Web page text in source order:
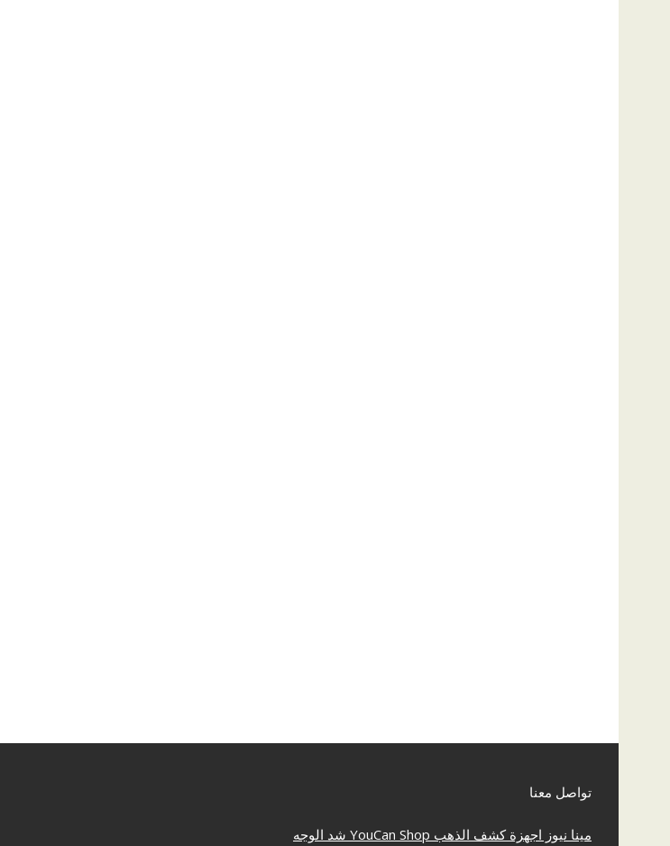
تواصل معنا
مينا نيوز اجهزة كشف الذهب YouCan Shop شد الوجه